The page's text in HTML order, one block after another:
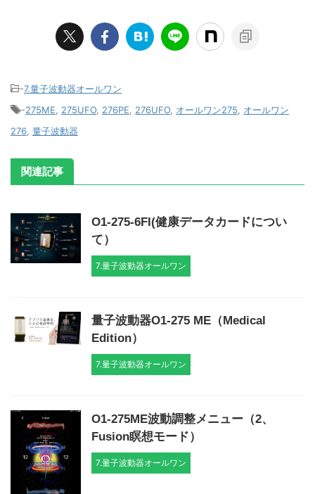
-7.量子波動器オールワン
-275ME 275UFO 276PE 276UFO オールワン275
オールワン
276 量子波動器
関連記事
O1-275-6FI(健康データカードについ
て）
7.量子波動器オールワン
量子波動器O1-275 ME（Medical
Edition）
7.量子波動器オールワン
O1-275ME波動調整メニュー（2、
Fusion瞑想モード）
7.量子波動器オールワン